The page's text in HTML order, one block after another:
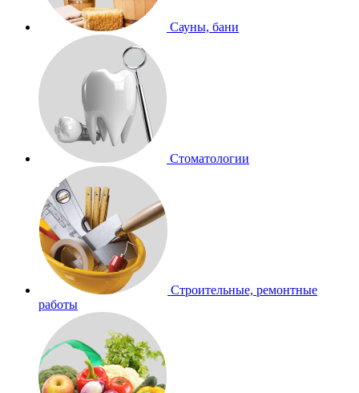
Сауны, бани
Стоматологии
Строительные, ремонтные
работы